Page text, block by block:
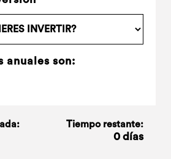
anuales son:
Tiempo restante:
0 días